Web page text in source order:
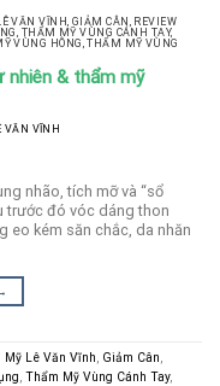
VĂN VĨNH, GIẢM CÂN , REVIEW
, THẨM MỸ VÙNG CÁNH TAY,
VÙNG HÔNG,THẨM MỸ VÙNG
nhiên & thẩm mỹ
VĂN VĨNH
nhão, tích mỡ và “sổ
trước đó vóc dáng thon
eo kém săn chắc, da nhăn
Mỹ Lê Văn Vĩnh, Giảm Cân,
, Thẩm Mỹ Vùng Cánh Tay,